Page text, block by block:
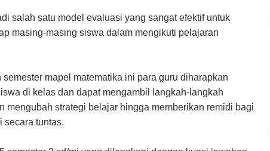
salah satu model evaluasi yang sangat efektif untuk
masing-masing siswa dalam mengikuti pelajaran
mapel matematika ini para guru diharapkan
di kelas dan dapat mengambil langkah-langkah
mengubah strategi belajar hingga memberikan remidi bagi
secara tuntas.